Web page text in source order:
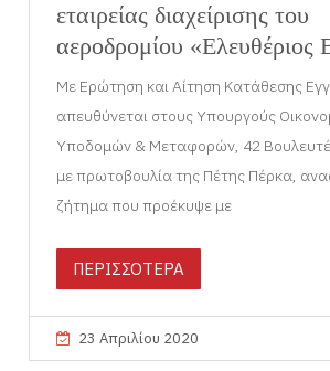
εταιρείας διαχείρισης του
αεροδρομίου «Ελευθέριος
Με Ερώτηση και Αίτηση Κατάθεσης
απευθύνεται στους Υπουργούς
Υποδομών & Μεταφορών, 42
με πρωτοβουλία της Πέτης Πέρκα,
ζήτημα που προέκυψε με
ΠΕΡΙΣΣΟΤΕΡΑ
23 Απριλίου 2020